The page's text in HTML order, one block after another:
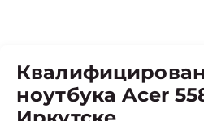
ноутбука Acer